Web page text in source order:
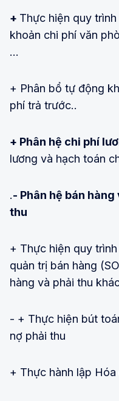
+ Thực hiện quy
khoản chi phí văn
…
+ Phân bổ tự động
phí trả trước..
+ Phân hệ chi phí
lương và hạch toán
.- Phân hệ bán
thu
+ Thực hiện quy
quản trị bán hàng
hàng và phải thu
- + Thực hiện bút
nợ phải thu
+ Thực hành lập